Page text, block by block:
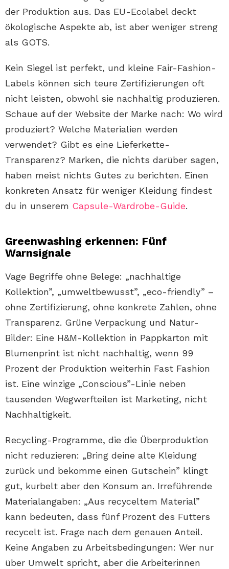
der Produktion aus. Das EU-Ecolabel deckt
ökologische Aspekte ab, ist aber weniger streng
als GOTS.
Kein Siegel ist perfekt, und kleine Fair-Fashion-
Labels können sich teure Zertifizierungen oft
nicht leisten, obwohl sie nachhaltig produzieren.
Schaue auf der Website der Marke nach: Wo wird
produziert? Welche Materialien werden
verwendet? Gibt es eine Lieferkette-
Transparenz? Marken, die nichts darüber sagen,
haben meist nichts Gutes zu berichten. Einen
konkreten Ansatz für weniger Kleidung findest
du in unserem Capsule-Wardrobe-Guide.
Greenwashing erkennen: Fünf
Warnsignale
Vage Begriffe ohne Belege: „nachhaltige
Kollektion”, „umweltbewusst”, „eco-friendly” –
ohne Zertifizierung, ohne konkrete Zahlen, ohne
Transparenz. Grüne Verpackung und Natur-
Bilder: Eine H&M-Kollektion in Pappkarton mit
Blumenprint ist nicht nachhaltig, wenn 99
Prozent der Produktion weiterhin Fast Fashion
ist. Eine winzige „Conscious”-Linie neben
tausenden Wegwerfteilen ist Marketing, nicht
Nachhaltigkeit.
Recycling-Programme, die die Überproduktion
nicht reduzieren: „Bring deine alte Kleidung
zurück und bekomme einen Gutschein” klingt
gut, kurbelt aber den Konsum an. Irreführende
Materialangaben: „Aus recyceltem Material”
kann bedeuten, dass fünf Prozent des Futters
recycelt ist. Frage nach dem genauen Anteil.
Keine Angaben zu Arbeitsbedingungen: Wer nur
über Umwelt spricht, aber die Arbeiterinnen